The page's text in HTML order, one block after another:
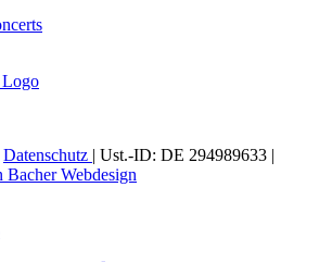
Datenschutz | Ust.-ID: DE 294989633 |